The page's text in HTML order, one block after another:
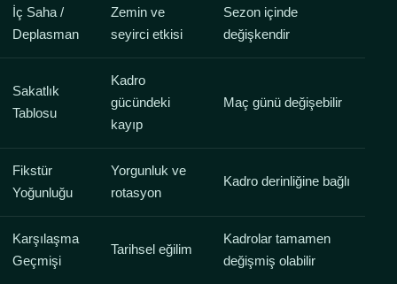
İç Saha /
Deplasman
Zemin ve
seyirci etkisi
Sezon içinde
değişkendir
Sakatlık
Tablosu
Kadro
gücündeki
kayıp
Maç günü değişebilir
Fikstür
Yoğunluğu
Yorgunluk ve
rotasyon
Kadro derinliğine bağlı
Karşılaşma
Geçmişi
Tarihsel eğilim
Kadrolar tamamen
değişmiş olabilir